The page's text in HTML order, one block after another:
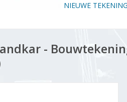
NIEUWE
-